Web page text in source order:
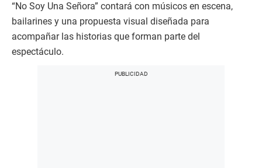
“No Soy Una Señora” contará con músicos en escena,
bailarines y una propuesta visual diseñada para
acompañar las historias que forman parte del
espectáculo.